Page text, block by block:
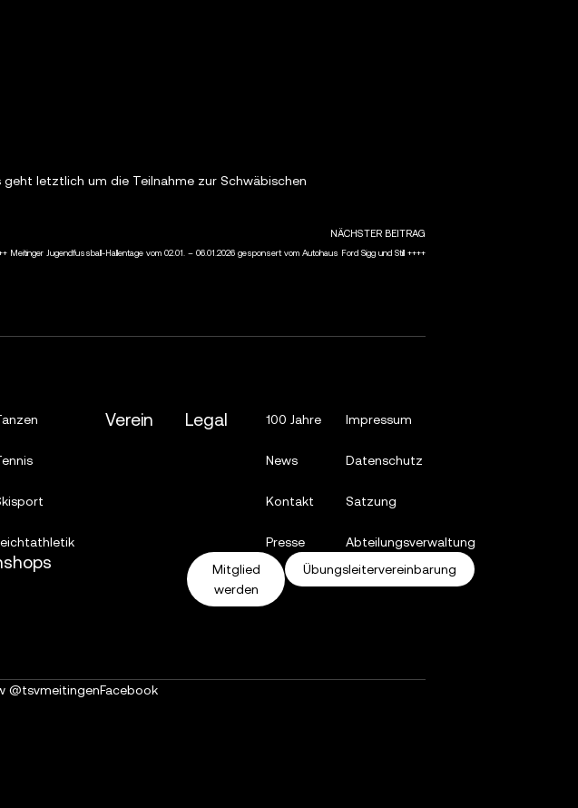
letztlich um die Teilnahme zur Schwäbischen
NÄCHSTER BEITRAG
Meitinger Jugendfussball-Hallentage vom 02.01. – 06.01.2026 gesponsert vom Autohaus Ford Sigg und Still ++++
Verein Legal 100 Jahre
News
Kontakt
Presse
Impressum
Datenschutz
Satzung
Abteilungsverwaltung
Mitglied
werden
Übungsleitervereinbarung
@tsvmeitingenFacebook